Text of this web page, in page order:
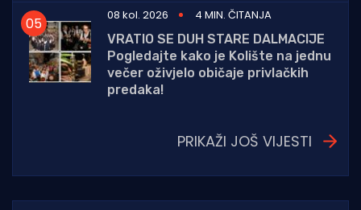
08 kol. 2026
4 MIN. ČITANJA
VRATIO SE DUH STARE DALMACIJE
Pogledajte kako je Kolište na jednu
večer oživjelo običaje privlačkih
predaka!
PRIKAŽI JOŠ VIJESTI